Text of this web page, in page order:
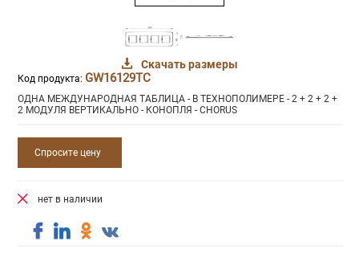
Скачать размеры
Код продукта: GW16129TC
ОДНА МЕЖДУНАРОДНАЯ ТАБЛИЦА - В ТЕХНОПОЛИМЕРЕ - 2 + 2 + 2 +
2 МОДУЛЯ ВЕРТИКАЛЬНО - КОНОПЛЯ - CHORUS
Спросите цену
нет в наличии